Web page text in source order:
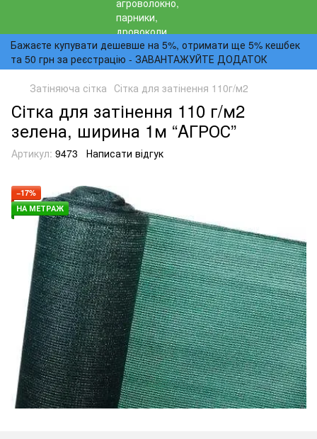
Бажаєте купувати дешевше на 5%, отримати ще 5% кешбек
та 50 грн за реєстрацію - ЗАВАНТАЖУЙТЕ ДОДАТОК
Затіняюча сітка Сітка для затінення 110г/м2
Сітка для затінення 110 г/м2
зелена, ширина 1м “AГРОС”
Артикул: 9473 Написати відгук
−17%
НА МЕТРАЖ